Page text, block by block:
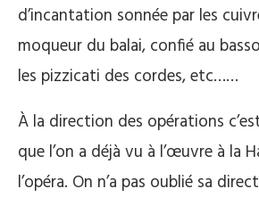
d’incantation sonnée par les
moqueur du balai, confié au
les pizzicati des cordes, etc……
À la direction des opérations
que l’on a déjà vu à l’œuvre à la
l’opéra. On n’a pas oublié sa